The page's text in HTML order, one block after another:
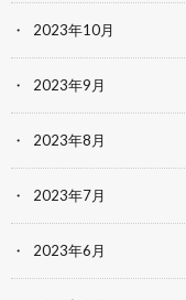
2023年10月
2023年9月
2023年8月
2023年7月
2023年6月